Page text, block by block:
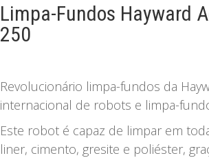
Limpa-Fundos Hayward
250
Revolucionário limpa-fundos da
internacional de robots e limpa-
Este robot é capaz de limpar em
liner, cimento, gresite e poliéster,